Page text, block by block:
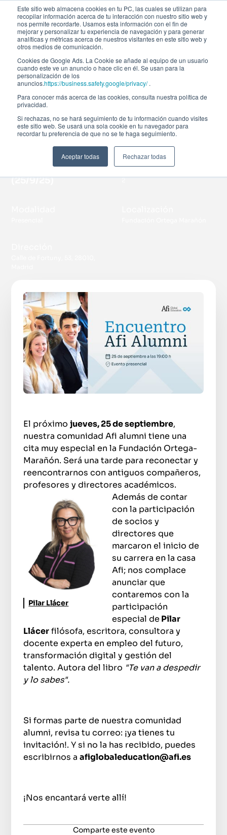
Este sitio web almacena cookies en tu PC, las cuales se utilizan para
recopilar información acerca de tu interacción con nuestro sitio web y
nos permite recordarte. Usamos esta información con el fin de
mejorar y personalizar tu experiencia de navegación y para generar
analíticas y métricas acerca de nuestros visitantes en este sitio web y
otros medios de comunicación.
Cookies de Google Ads. La Cookie se añade al equipo de un usuario
cuando este ve un anuncio o hace clic en él. Se usan para la
personalización de los
anuncios.https://business.safety.google/privacy/.
Para conocer más acerca de las cookies, consulta nuestra política de
privacidad.
Si rechazas, no se hará seguimiento de tu información cuando visites
este sitio web. Se usará una sola cookie en tu navegador para
recordar tu preferencia de que no se te haga seguimiento.
Aceptar todas Rechazar todas
Todos los eventos
Encuentro Afi Alumni
2025
Evento terminado
(25/9/25)
Duración
El próximojueves, 25 de septiembre,
nuestra comunidad Afi alumni tiene una
cita muy especial en la Fundación Ortega-
Marañón. Será una tarde para reconectar y
reencontrarnos con antiguos compañeros,
profesores y directores académicos.
Pilar Llácer
Además de contar
con la participación
de socios y
directores que
marcaron el inicio de
su carrera en la casa
Afi; nos complace
anunciar que
contaremos con la
participación
especial de Pilar
Llácerfilósofa, escritora, consultora y
docente experta en empleo del futuro,
transformación digital y gestión del
talento. Autora del libro "Te van a despedir
y lo sabes".
Si formas parte de nuestra comunidad
alumni, revisa tu correo: ¡ya tienes tu
invitación!. Y si no la has recibido, puedes
escribirnos aafiglobaleducation@afi.es
¡Nos encantará verte allí!
Comparte este evento